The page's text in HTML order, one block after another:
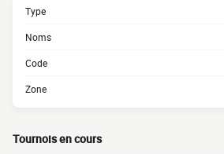
Type
Noms
Code
Zone
Tournois en cours